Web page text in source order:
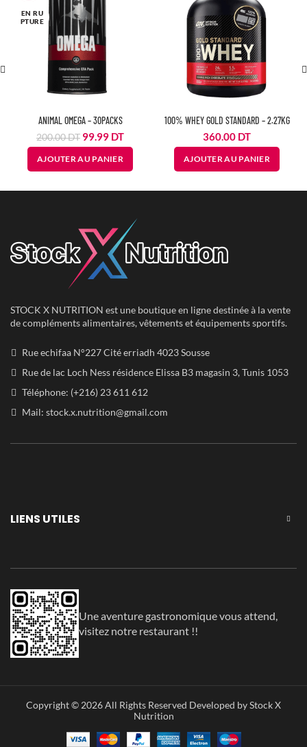
EN RU
PTURE
ANIMAL OMEGA – 30PACKS
200.00DT Le
prix
initial
était :
200.00
99.99 DTLe
prix
est :
99.99
AJOUTER AU PANIER
100% WHEY GOLD STANDARD – 2.27KG
360.00 DT
AJOUTER AU PANIER
STOCK X NUTRITION est une boutique en ligne destinée à la vente
de compléments alimentaires, vêtements et équipements sportifs.
Rue echifaa N°227 Cité erriadh 4023 Sousse
Rue de lac Loch Ness résidence Elissa B3 magasin 3, Tunis 1053
Téléphone: (+216) 23 611 612
Mail: stock.x.nutrition@gmail.com
LIENS UTILES
Une aventure gastronomique vous attend,
visitez notre restaurant !!
Copyright © 2026 All Rights Reserved Developed by Stock X
Nutrition